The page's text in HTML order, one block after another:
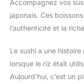
Accompagnez vos
japonais. Ces
l’authenticité et la
Le sushi a une
lorsque le riz était
Aujourd’hui, c’est un